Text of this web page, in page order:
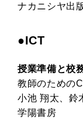
ナカニシヤ出
●ICT
授業準備と校
教師のための
小池 翔太、鈴
学陽書房